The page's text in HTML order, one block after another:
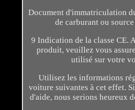
Document d'immatriculation
de carburant ou
9 Indication de la classe CE.
produit, veuillez vous
utilisé sur votre
Utilisez les informations
voiture suivantes à cet effet.
d'aide, nous serions heureux